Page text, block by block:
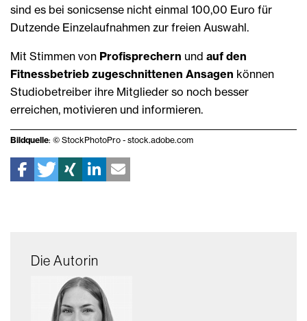
sind es bei sonicsense nicht einmal 100,00 Euro für
Dutzende Einzelaufnahmen zur freien Auswahl.
Mit Stimmen von Profisprechern und auf den
Fitnessbetrieb zugeschnittenen Ansagen können
Studiobetreiber ihre Mitglieder so noch besser
erreichen, motivieren und informieren.
Bildquelle: © StockPhotoPro - stock.adobe.com
Die Autorin